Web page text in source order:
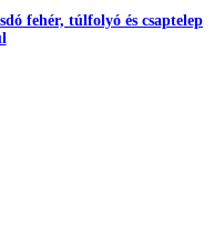
fehér, túlfolyó és csaptelep